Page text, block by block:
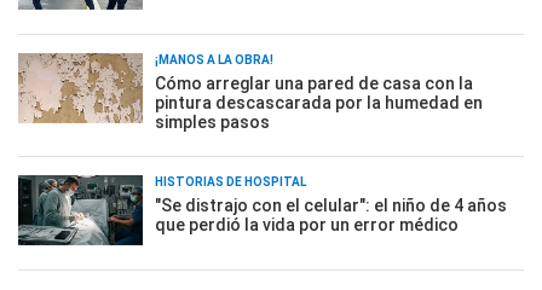
¡MANOS A LA OBRA!
Cómo arreglar una pared de casa con la
pintura descascarada por la humedad en
simples pasos
HISTORIAS DE HOSPITAL
"Se distrajo con el celular": el niño de 4 años
que perdió la vida por un error médico